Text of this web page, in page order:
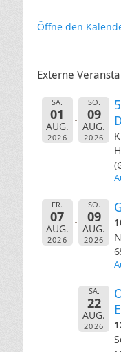
Öffne den
Externe
SA.
01
AUG.
2026
SO.
09
AUG.
2026
FR.
07
AUG.
2026
SO.
09
AUG.
2026
SA.
22
AUG.
2026